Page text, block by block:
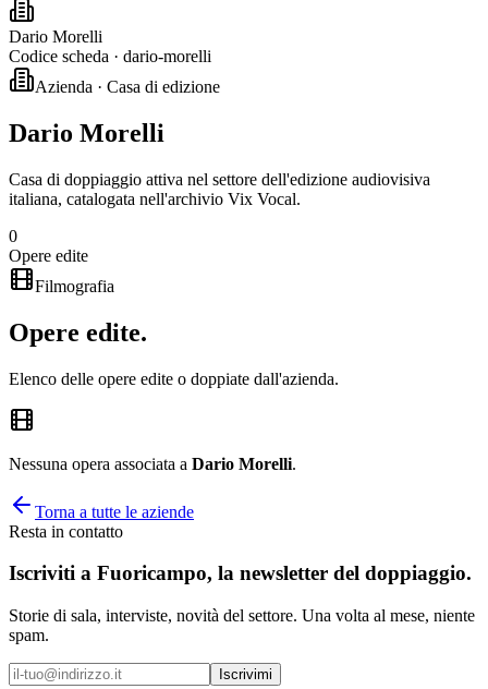
Dario Morelli
Codice scheda · dario-morelli
Azienda · Casa di edizione
Dario Morelli
Casa di doppiaggio attiva nel settore dell'edizione audiovisiva
italiana, catalogata nell'archivio Vix Vocal.
0
Opere edite
Filmografia
Opere edite.
Elenco delle opere edite o doppiate dall'azienda.
Nessuna opera associata a Dario Morelli.
Torna a tutte le aziende
Resta in contatto
Iscriviti a Fuoricampo, la newsletter del doppiaggio.
Storie di sala, interviste, novità del settore. Una volta al mese, niente
spam.
Iscrivimi